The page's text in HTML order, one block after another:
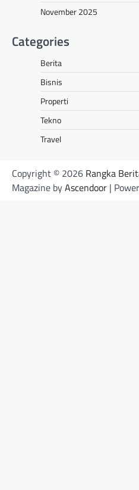
November 2025
Categories
Berita
Bisnis
Properti
Tekno
Travel
Copyright © 2026 Rangka
Magazine byAscendoor |